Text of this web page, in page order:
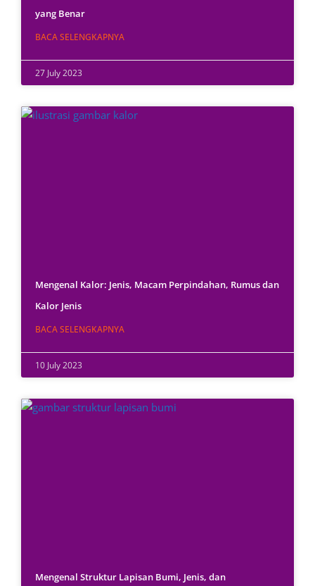
yang Benar
BACA SELENGKAPNYA
27 July 2023
Mengenal Kalor: Jenis, Macam Perpindahan, Rumus dan
Kalor Jenis
BACA SELENGKAPNYA
10 July 2023
Mengenal Struktur Lapisan Bumi, Jenis, dan